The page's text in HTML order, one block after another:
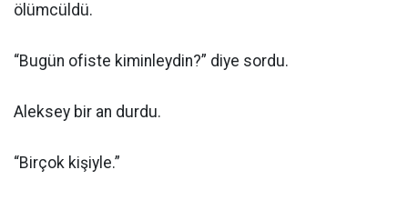
ölümcüldü.
“Bugün ofiste kiminleydin?” diye sordu.
Aleksey bir an durdu.
“Birçok kişiyle.”